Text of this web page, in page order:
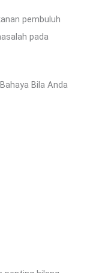
pembuluh
pada
Bila Anda